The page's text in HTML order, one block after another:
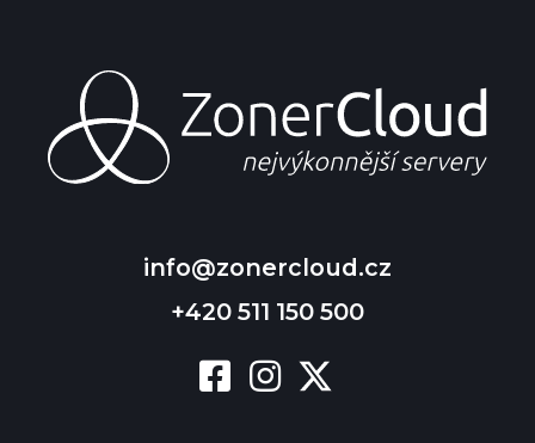
info@zonercloud.cz
+420 511 150 500